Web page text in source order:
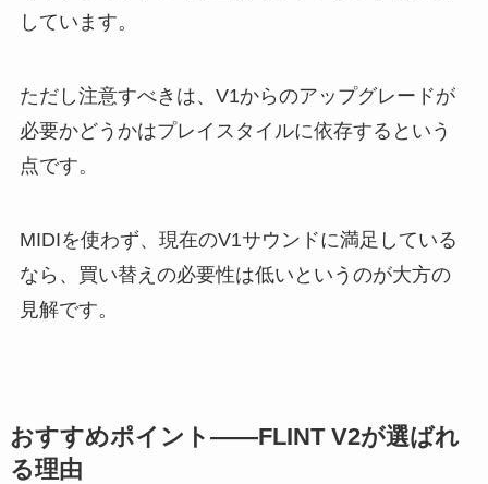
しています。
ただし注意すべきは、V1からのアップグレードが
必要かどうかはプレイスタイルに依存するという
点です。
MIDIを使わず、現在のV1サウンドに満足している
なら、買い替えの必要性は低いというのが大方の
見解です。
おすすめポイント——FLINT V2が選ばれ
る理由